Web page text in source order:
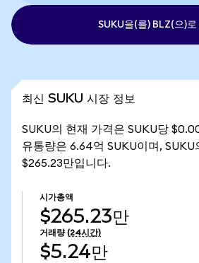
SUKU을(를) BLZ(으)로
최신 SUKU 시장 정보
SUKU의 현재 가격은 SUKU당
유통량은 6.64억 SUKU이며, SUKU
$265.23만입니다.
시가총액
$265.23만
거래량 (24시간)
$5.24만